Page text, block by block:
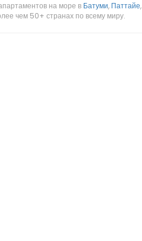
на море в Батуми, Паттайе,
чем 50+ странах по всему миру.